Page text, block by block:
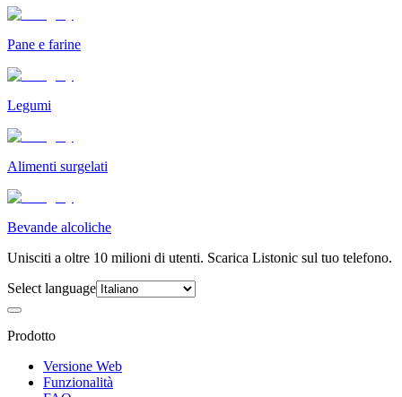
Pane e farine
Legumi
Alimenti surgelati
Bevande alcoliche
Unisciti a oltre 10 milioni di utenti. Scarica Listonic sul tuo telefono.
Select language
Prodotto
Versione Web
Funzionalità